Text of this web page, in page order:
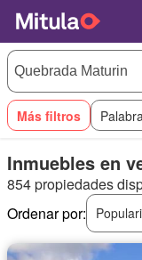
Más filtros
Inmuebles en
854 propiedades
Ordenar por: